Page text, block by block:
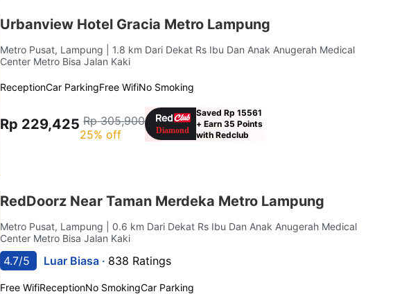
Urbanview Hotel Gracia Metro Lampung
Metro Pusat, Lampung
| 1.8 km Dari Dekat Rs Ibu Dan Anak Anugerah Medical
Center Metro Bisa Jalan Kaki
ReceptionCar ParkingFree WifiNo Smoking
Rp 229,425 Rp 305,900
25% off
Saved Rp 15561
+ Earn 35 Points
with Redclub
RedDoorz Near Taman Merdeka Metro Lampung
Metro Pusat, Lampung
| 0.6 km Dari Dekat Rs Ibu Dan Anak Anugerah Medical
Center Metro Bisa Jalan Kaki
4.7/5 Luar Biasa · 838 Ratings
Free WifiReceptionNo SmokingCar Parking